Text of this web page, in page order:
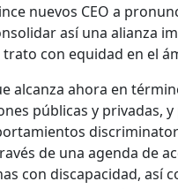
nuevos CEO a
así una alianza
con equidad en el
alcanza ahora en
públicas y privadas,
de una agenda de
con discapacidad, así